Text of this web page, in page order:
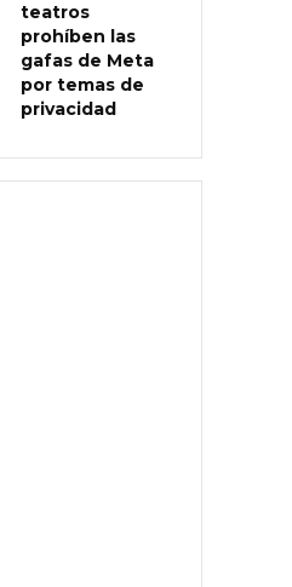
teatros
prohíben las
gafas de Meta
por temas de
privacidad